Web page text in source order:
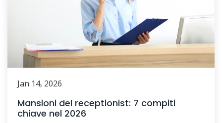
Jan 14, 2026
Mansioni del receptionist: 7 compiti
chiave nel 2026